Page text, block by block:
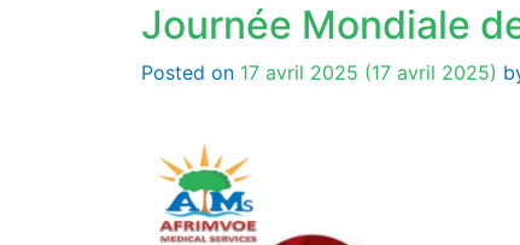
Journée Mondiale
Posted on 17 avril 2025 (17 avril 2025)